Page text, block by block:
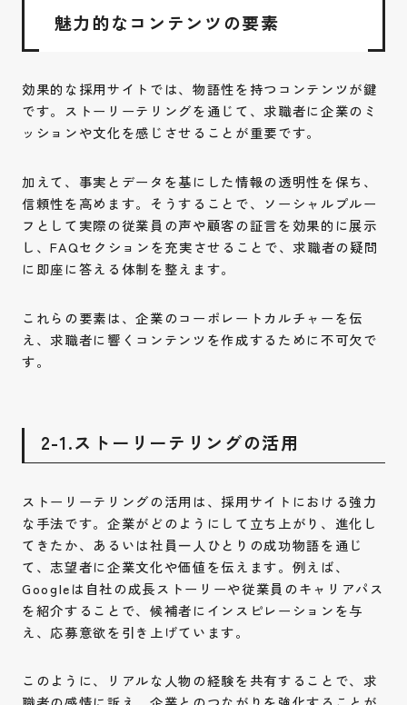
魅力的なコンテンツの要素
効果的な採用サイトでは、物語性を持つコンテンツが鍵
です。ストーリーテリングを通じて、求職者に企業のミ
ッションや文化を感じさせることが重要です。
加えて、事実とデータを基にした情報の透明性を保ち、
信頼性を高めます。そうすることで、ソーシャルプルー
フとして実際の従業員の声や顧客の証言を効果的に展示
し、FAQセクションを充実させることで、求職者の疑問
に即座に答える体制を整えます。
これらの要素は、企業のコーポレートカルチャーを伝
え、求職者に響くコンテンツを作成するために不可欠で
す。
2-1.ストーリーテリングの活用
ストーリーテリングの活用は、採用サイトにおける強力
な手法です。企業がどのようにして立ち上がり、進化し
てきたか、あるいは社員一人ひとりの成功物語を通じ
て、志望者に企業文化や価値を伝えます。例えば、
Googleは自社の成長ストーリーや従業員のキャリアパス
を紹介することで、候補者にインスピレーションを与
え、応募意欲を引き上げています。
このように、リアルな人物の経験を共有することで、求